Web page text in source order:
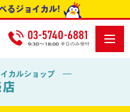
るジョイカル!
カルショップ